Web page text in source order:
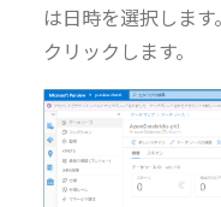
は日時を選択しま
クリックします。